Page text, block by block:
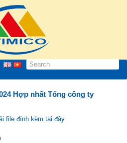
Hợp nhất Tổng công ty
file đính kèm tại đây